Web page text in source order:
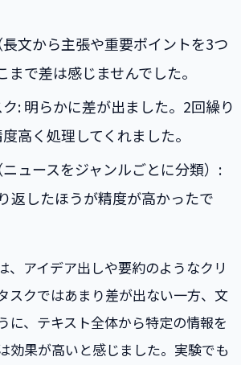
文から主張や重要ポイントを3つ
まで差は感じませんでした。
: 明らかに差が出ました。2回繰り
高く処理してくれました。
ュースをジャンルごとに分類）:
返したほうが精度が高かったで
、アイデア出しや要約のようなクリ
スクではあまり差が出ない一方、文
に、テキスト全体から特定の情報を
効果が高いと感じました。実験でも